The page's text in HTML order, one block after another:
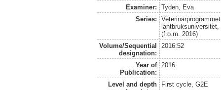
Examiner:
Tyden, Eva
Series:
(f.o.m. 2016)
Volume/Sequential
designation:
2016:52
Year of
Publication:
2016
Level and depth
First cycle, G2E